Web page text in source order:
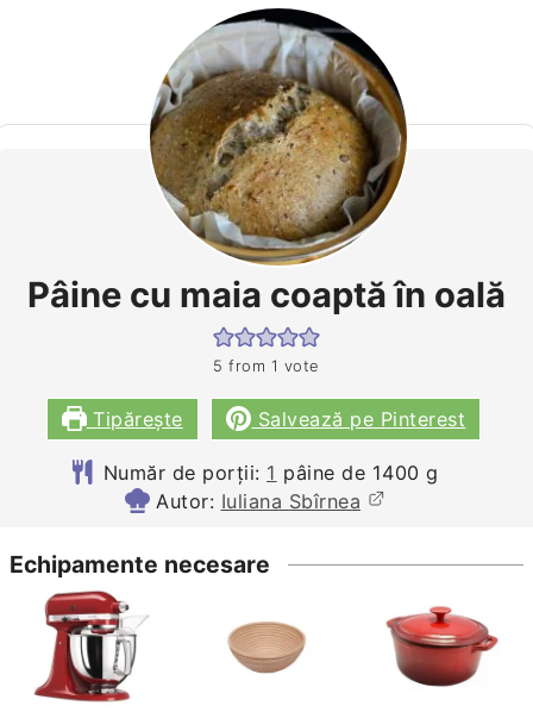
Pâine cu maia coaptă în oală
5 from 1 vote
Tipărește Salvează pe Pinterest
Număr de porții: 1 pâine de 1400 g
Autor: Iuliana Sbîrnea
Echipamente necesare